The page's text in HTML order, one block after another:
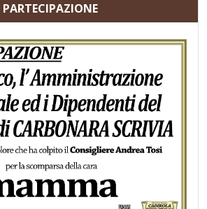
PARTECIPAZIONE